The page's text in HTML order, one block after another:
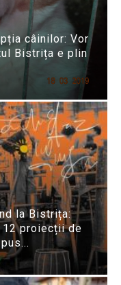
câinilor: Vor
Bistrița e plin
la Bistrița:
proiecții de